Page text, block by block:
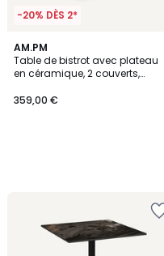
-20% DÈS 2*
AM.PM
Table de bistrot avec plateau
en céramique, 2 couverts,
359,00 €